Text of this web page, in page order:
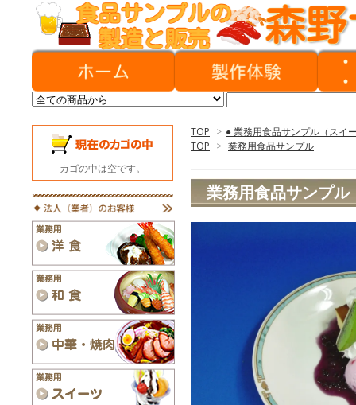
TOP > ● 業務用食品サンプル（スイ
TOP > 業務用食品サンプル
業務用食品サンプ
カゴの中は空です。